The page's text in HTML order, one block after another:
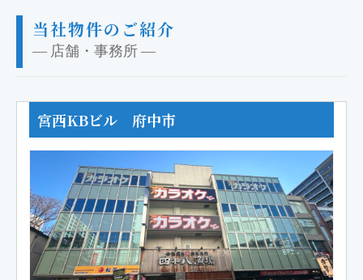
当社物件のご紹介
― 店舗・事務所 ―
宮西KBビル 府中市